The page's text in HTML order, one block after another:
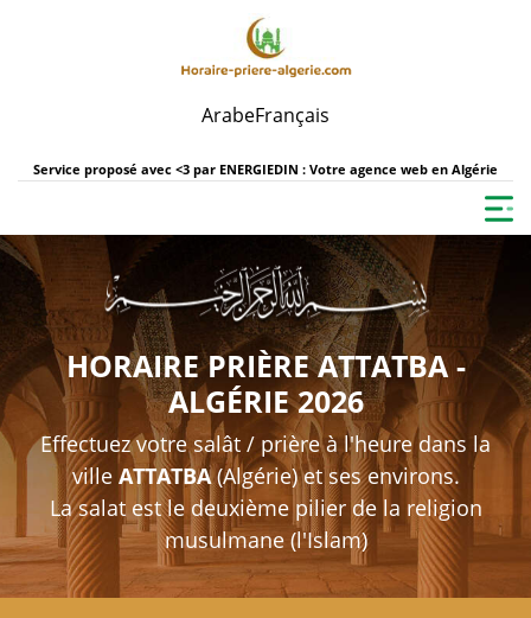
ArabeFrançais
Service proposé avec <3 par ENERGIEDIN : Votre agence web en Algérie
HORAIRE PRIÈRE ATTATBA -
ALGÉRIE 2026
Effectuez votre salât / prière à l'heure dans la
ville ATTATBA(Algérie) et ses environs.
La salat est le deuxième pilier de la religion
musulmane (l'Islam)